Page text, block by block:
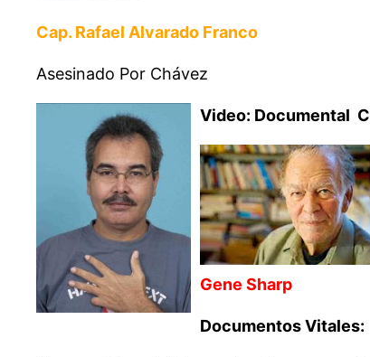
Cap. Rafael Alvarado Franco
Asesinado Por Chávez
Video: Documental
Gene Sharp
Documentos Vitales: